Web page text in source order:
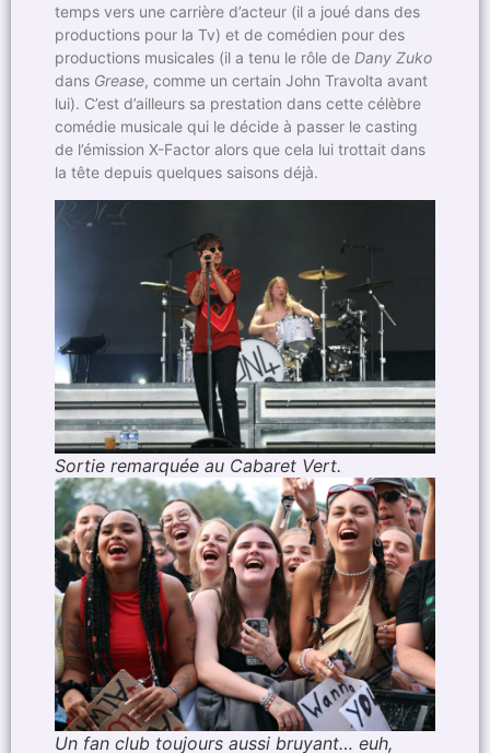
temps vers une carrière d’acteur (il a joué dans des
productions pour la Tv) et de comédien pour des
productions musicales (il a tenu le rôle de Dany Zuko
dans Grease, comme un certain John Travolta avant
lui). C’est d’ailleurs sa prestation dans cette célèbre
comédie musicale qui le décide à passer le casting
de l’émission X-Factor alors que cela lui trottait dans
la tête depuis quelques saisons déjà.
Sortie remarquée au Cabaret Vert.
Un fan club toujours aussi bruyant… euh,